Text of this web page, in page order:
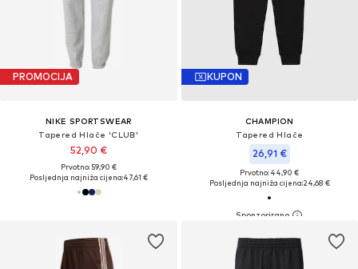
PROMOCIJA
NIKE SPORTSWEAR
Tapered Hlače 'CLUB'
52,90 €
Prvotno: 59,90 €
Posljednja najniža cijena:47,61 €
KUPON
CHAMPION
Tapered Hlače
26,91 €
Prvotno: 44,90 €
Posljednja najniža cijena:24,68 €